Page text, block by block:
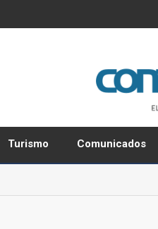
Turismo Comunicados